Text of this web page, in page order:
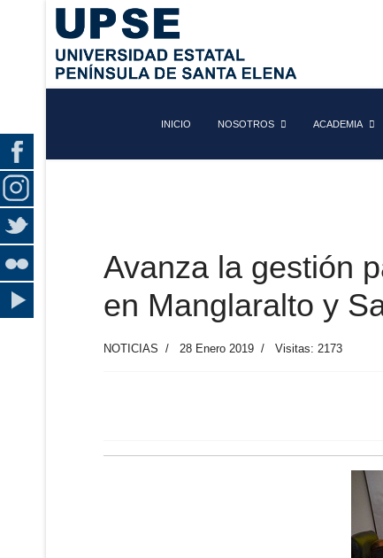
INICIO NOSOTROS ACADEMIA
Avanza la gestión
en Manglaralto y
NOTICIAS 28 Enero 2019 Visitas: 2173